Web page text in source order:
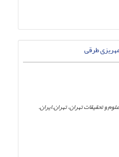
و تحقیقات تهران، تهران.ایران.